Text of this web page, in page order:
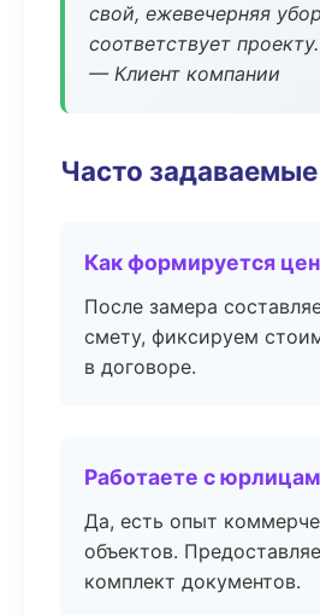
свой, ежевечерняя
соответствует проекту.
— Клиент компании
Часто
Как формируется
После замера
смету, фиксируем
в договоре.
Работаете с
Да, есть опыт
объектов.
комплект документов.